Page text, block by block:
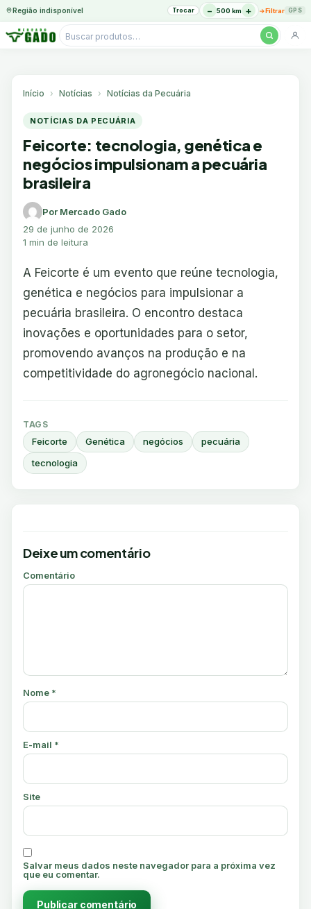
Região indisponível Trocar − 500 km + →Filtrar GPS
Pesquisar
Início Notícias Notícias da Pecuária
NOTÍCIAS DA PECUÁRIA
Feicorte: tecnologia, genética e
negócios impulsionam a pecuária
brasileira
Por Mercado Gado
29 de junho de 2026
1 min de leitura
A Feicorte é um evento que reúne tecnologia,
genética e negócios para impulsionar a
pecuária brasileira. O encontro destaca
inovações e oportunidades para o setor,
promovendo avanços na produção e na
competitividade do agronegócio nacional.
TAGS
Feicorte Genética negócios
pecuária
tecnologia
Deixe um comentário
Comentário
Nome *
E-mail *
Site
Salvar meus dados neste navegador para a próxima vez
que eu comentar.